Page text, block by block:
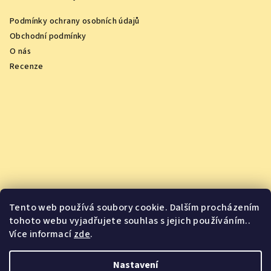
Tento web používá soubory cookie. Dalším procházením
tohoto webu vyjadřujete souhlas s jejich používáním..
Více informacízde.
Nastavení
Podmínky ochrany osobních údajů
Obchodní podmínky
O nás
Recenze
Vychutnejte si oceněná vína z pohodlí domova